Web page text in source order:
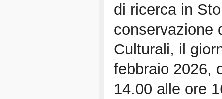
di ricerca in
conservazione
Culturali, il
febbraio 2026,
14.00 alle ore